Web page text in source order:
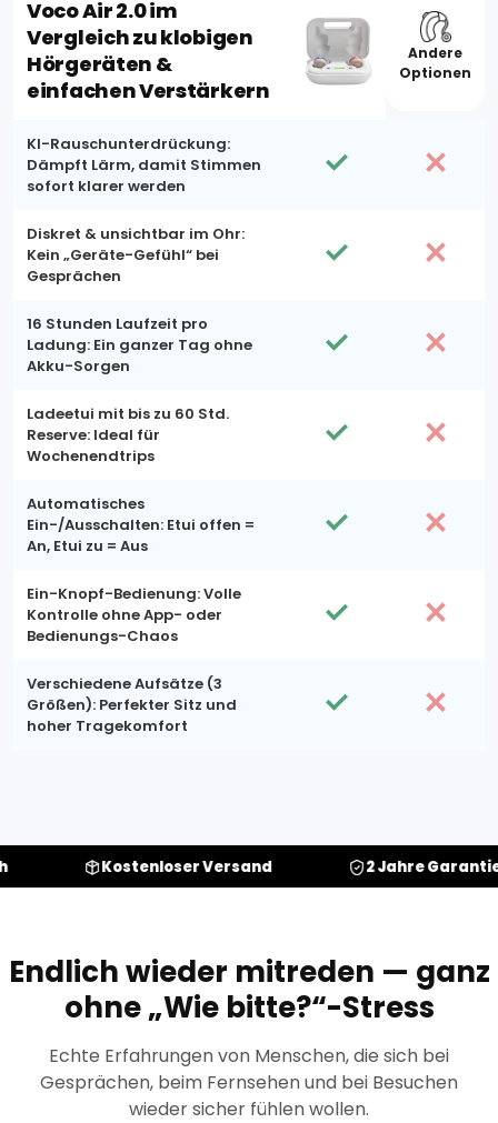
Voco Air 2.0 im
Vergleich zu klobigen
Hörgeräten &
einfachen Verstärkern
Andere
Optionen
KI-Rauschunterdrückung:
Dämpft Lärm, damit Stimmen
sofort klarer werden
Diskret & unsichtbar im Ohr:
Kein „Geräte-Gefühl“ bei
Gesprächen
16 Stunden Laufzeit pro
Ladung: Ein ganzer Tag ohne
Akku-Sorgen
Ladeetui mit bis zu 60 Std.
Reserve: Ideal für
Wochenendtrips
Automatisches
Ein-/Ausschalten: Etui offen =
An, Etui zu = Aus
Ein-Knopf-Bedienung: Volle
Kontrolle ohne App- oder
Bedienungs-Chaos
Verschiedene Aufsätze (3
Größen): Perfekter Sitz und
hoher Tragekomfort
Kostenloser Versand 2 Jahre Garantie
Endlich wieder mitreden — ganz
ohne „Wie bitte?“-Stress
Echte Erfahrungen von Menschen, die sich bei
Gesprächen, beim Fernsehen und bei Besuchen
wieder sicher fühlen wollen.